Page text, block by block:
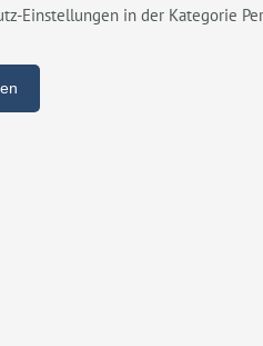
Einstellungen in der Kategorie